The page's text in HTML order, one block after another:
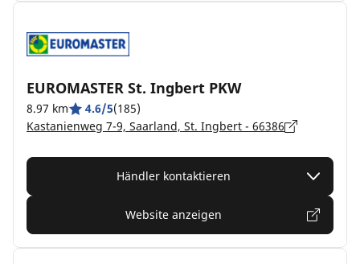
EUROMASTER St. Ingbert PKW
8.97 km 4.6/5(185)
Kastanienweg 7-9, Saarland, St. Ingbert - 66386
Händler kontaktieren
Website anzeigen